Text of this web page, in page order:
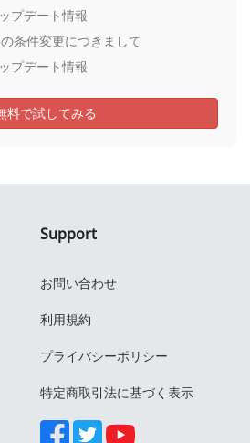
プデート情報
条件変更につきまして
プデート情報
料で試してみる
Support
お問い合わせ
利用規約
プライバシーポリシー
特定商取引法に基づく表示